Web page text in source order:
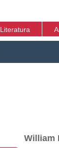
Literatura
William